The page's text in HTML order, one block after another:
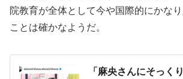
院教育が全体として今や国際的にかな
ことは確かなようだ。
「麻央さんにそっく